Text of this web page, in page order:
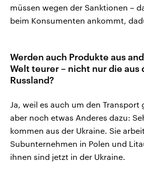
müssen wegen der Sanktionen –
beim Konsumenten ankommt,
Werden auch Produkte aus
Welt teurer – nicht nur die aus
Russland?
Ja, weil es auch um den Transport
aber noch etwas Anderes dazu:
kommen aus der Ukraine. Sie
Subunternehmen in Polen und
ihnen sind jetzt in der Ukraine.